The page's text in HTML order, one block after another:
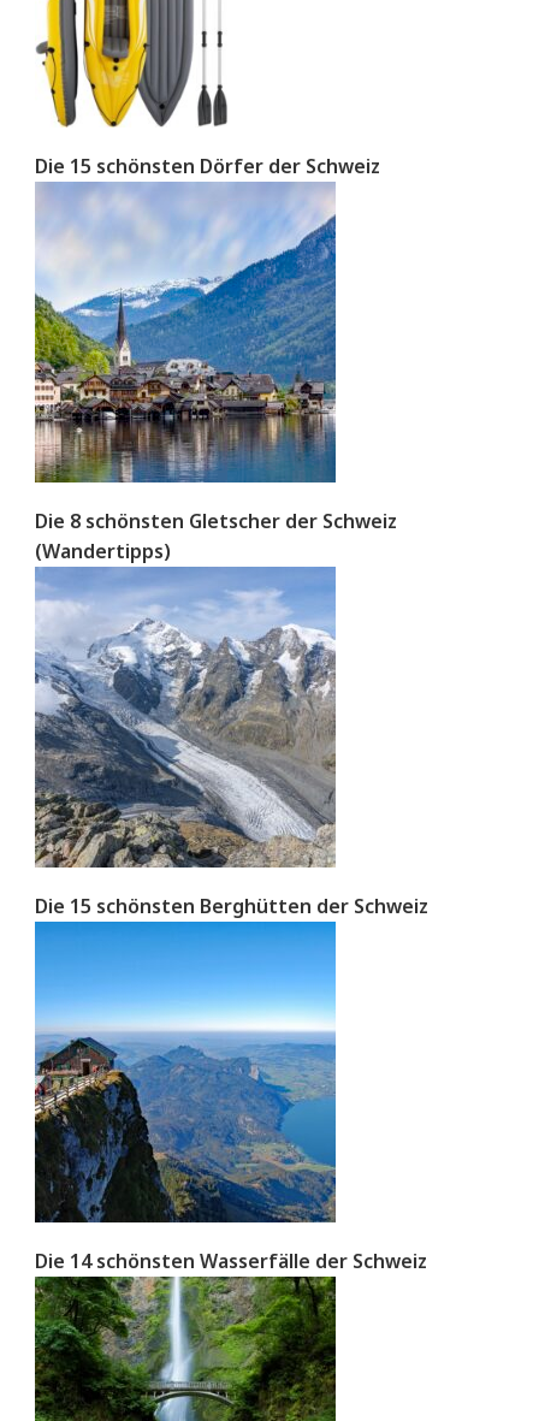
Die 15 schönsten Dörfer der Schweiz
Die 8 schönsten Gletscher der Schweiz
(Wandertipps)
Die 15 schönsten Berghütten der Schweiz
Die 14 schönsten Wasserfälle der Schweiz